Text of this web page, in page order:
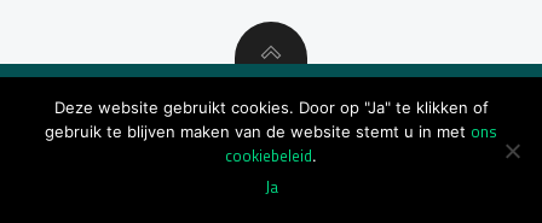
© 2026 BDH
Deze website gebruikt cookies. Door op "Ja" te klikken of
gebruik te blijven maken van de website stemt u in met ons
cookiebeleid.
Ja